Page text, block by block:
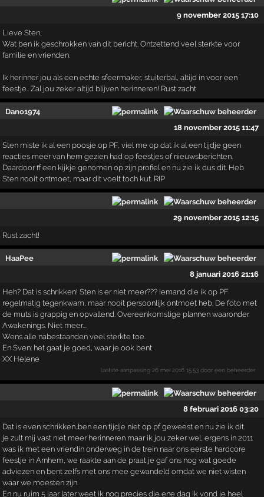
9 november 2015 17:10
Lieve Sten,
Wat ben ik geschrokken van dit bericht. Ontzettend veel sterkte voor
familie en vrienden.
Ik herinner jou als een echte sfeermaker, stuiterbal, altijd in voor een
feestje.. Zal jou zeker altijd blijven herinneren! Rust zacht
Dano1974
18 november 2015 11:47
Sten miste ik al een poosje op PF, viel me op dat ik al een tijdje geen
reacties meer van hem gezien had op feestjes of nieuwsberichten.
Daardoor ff een kijkje genomen op zijn profiel en nu zie ik dus dit. Heb
Sten nooit ontmoet, maar dit voelt toch kut. RIP
29 november 2015 12:15
Rust zacht!
HaaPee
8 januari 2016 21:16
Heh? Dat is schrikken! Sten is er niet meer??? Iemand die ik op PF
regelmatig tegenkwam, maar nooit persoonlijk ontmoet heb. De foto met
de muts is grappig en opvallend. Overeenkomstige plannen waaronder
Awakenings. Niet meer....
Wens alle nabestaanden veel sterkte toe.
En Sven: het gaat je goed, waar je ook bent.
XX Helene
laatste aanpassing26 mei 2016 15:53 door een beheerder
8 februari 2016 03:20
Dat is even schrikken..ben een tijdje niet op pf geweest en nu zie ik dit.
je zult mij vast niet meer herinneren maar ik jou zeker wel, ergens in 2011
was ik met een vriendin onderweg in de trein naar ons eerste hardcore
feestje in Arnhem, we raakte aan de praat je gaf ons nog wat goede
adviezen en bent zelfs met ons mee gewandeld omdat we niet wisten
waar we moesten zijn.
En nu ruim 5 jaar later weet ik nog precies die ene dag ik vond je heel